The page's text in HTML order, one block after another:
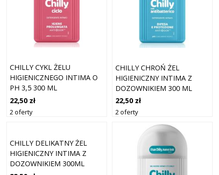
CHILLY CYKL ŻELU
HIGIENICZNEGO INTIMA O
PH 3,5 300 ML
22,50 zł
2 oferty
CHILLY CHROŃ ŻEL
HIGIENICZNY INTIMA Z
DOZOWNIKIEM 300 ML
22,50 zł
2 oferty
CHILLY DELIKATNY ŻEL
HIGIENICZNY INTIMA Z
DOZOWNIKIEM 300ML